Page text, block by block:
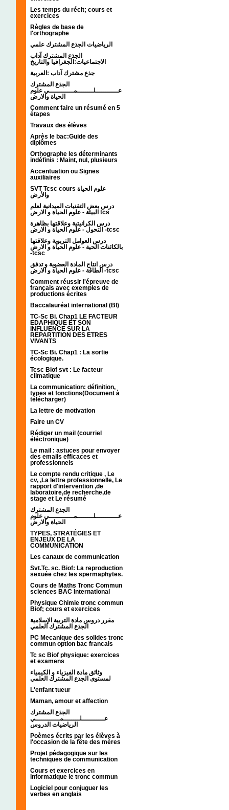
Les temps du récit; cours et
exercices
Règles de base de
l'orthographe
الرياضيات الجذع المشترك علمي
الجذع المشترك آداب
الاجتماعيات:الجغرافيا والتاريخ
جذع مشترك آداب :العربية
الجذع المشترك
عـــــــــــلــــــــمــــــــــــي علوم
الحياة والارض
Comment faire un résumé en 5
étapes
Travaux des élèves
Après le bac:Guide des
diplômes
Orthographe les déterminants
indéfinis : Maint, nul, plusieurs
Accentuation ou Signes
auxiliaires
SVT Tcsc cours علوم الحياة
والأرض
درس بعض التقنيات الميدانية لعلم
البيئة - علوم الحياة و الارض tcs
درس الكرانيتية وعلاقتها بظاهرة
التحول - علوم الحياة و الارض -tcsc
درس العوامل التربوية وعلاقتها
بالكائنات الحية - علوم الحياة و الارض
-tcsc
درس انتاج المادة العضوية و تدفق
الطاقة - علوم الحياة و الارض -tcsc
Comment réussir l'épreuve de
français avec exemples de
productions écrites
Baccalauréat international (BI)
TC-Sc Bi. Chap1 LE FACTEUR
EDAPHIQUE ET SON
INFLUENCE SUR LA
REPARTITION DES ETRES
VIVANTS
TC-Sc Bi. Chap1 : La sortie
écologique.
Tcsc Biof svt : Le facteur
climatique
La communication: définition,
types et fonctions(Document à
télécharger)
La lettre de motivation
Faire un CV
Rédiger un mail (courriel
éléctronique)
Le mail : astuces pour envoyer
des emails efficaces et
professionnels
Le compte rendu critique , Le
cv, ,La lettre professionnelle, Le
rapport d'intervention ,de
laboratoire,de recherche,de
stage et Le résumé
الجذع المشترك
عـــــــــــلــــــــمــــــــــــي علوم
الحياة والارض
TYPES, STRATÉGIES ET
ENJEUX DE LA
COMMUNICATION
Les canaux de communication
Svt.Tc. sc. Biof: La reproduction
sexuée chez les spermaphytes.
Cours de Maths Tronc Commun
sciences BAC International
Physique Chimie tronc commun
Biof; cours et exercices
مقرر دروس مادة التربية الإسلامية
الجذع المشترك العلمي
PC Mecanique des solides tronc
commun option bac francais
Tc sc Biof physique: exercices
et examens
وثائق مادة الفيزياء و الكيمياء
L'enfant tueur
Maman, amour et affection
الجذع المشترك
عـــــــــــلــــــــمــــــــــــي
الرياضيات الدروس
Poèmes écrits par les élèves à
l'occasion de la fête des mères
Projet pédagogique sur les
techniques de communication
Cours et exercices en
informatique le tronc commun
Logiciel pour conjuguer les
verbes en anglais